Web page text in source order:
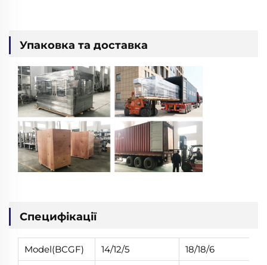
Упаковка та доставка
Специфікації
Model(BCGF) 14/12/5
18/18/6